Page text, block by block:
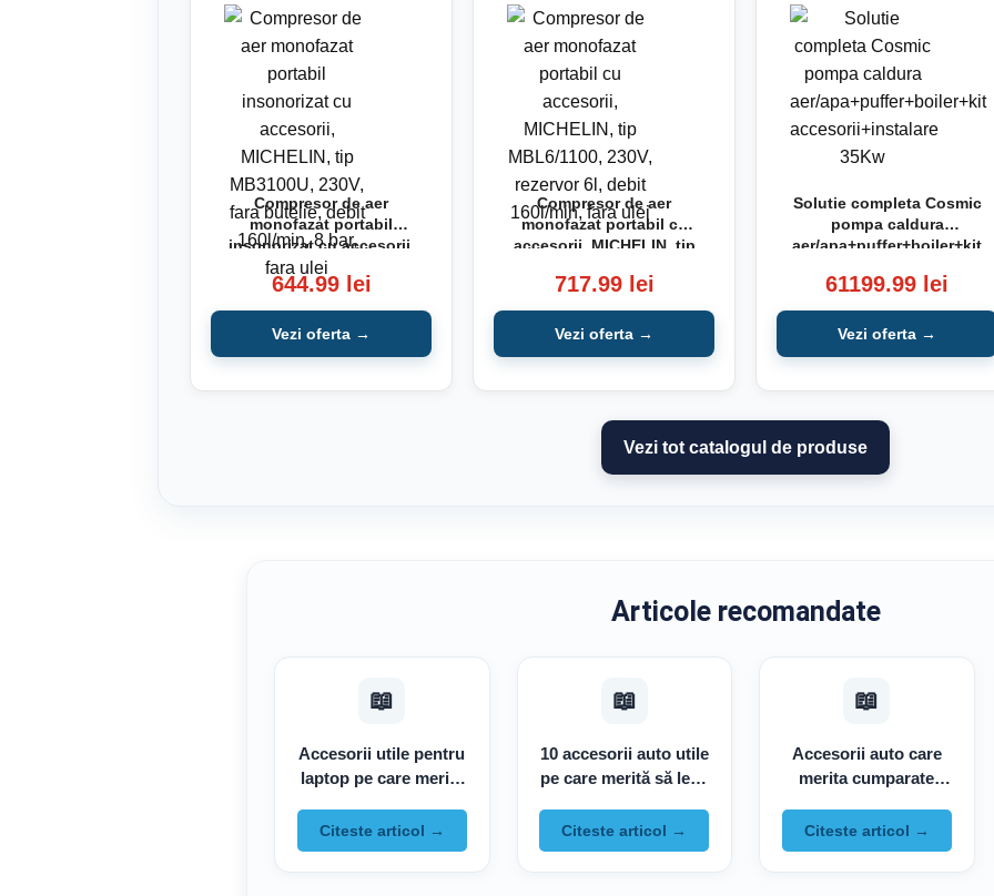
Compresor de aer
monofazat portabil
insonorizat cu accesorii,
MICHELIN, tip MB3100U,
230V, fara butelie, debit
160l/min, 8 bar, fara ulei
644.99 lei
Vezi oferta →
Compresor de aer
monofazat portabil cu
accesorii, MICHELIN, tip
rezervor 6l, debit
160l/min, fara ulei
717.99 lei
Vezi oferta →
Solutie completa Cosmic
pompa caldura
aer/apa+puffer+boiler+kit
61199.99 lei
Vezi oferta →
Vezi tot catalogul de produse
Articole recomandate
📖
Accesorii utile pentru
laptop pe care merita
Citeste articol →
📖
10 accesorii auto utile
pe care merită să le ai
anotimp
Citeste articol →
📖
Accesorii auto care
merita cumparate
ele
Citeste articol →